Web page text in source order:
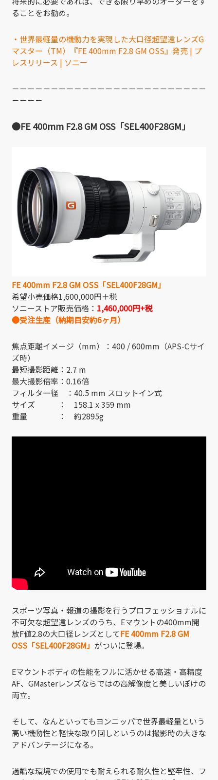
ることをお勧め。
・世界最軽量の機動力を実現した大口径超望遠レンズG
マスター（TM）『FE 400mm F2.8 GM OSS』発売 | プ
レスリリース | ソニー
－－－－－－－－－－－－－－－－－－－－－－－－－
－－－－
●FE 400mm F2.8 GM OSS「SEL400F28GM」
FE 400mm F2.8 GM OSS「SEL400F28GM」
希望小売価格1,600,000円＋税
ソニーストア販売価格： 1,460,000円+税
●受注生産（納期目安約6ヶ月）
焦点距離イメージ（mm）：400 / 600mm（APS-Cサイ
ズ時）
最短撮影距離：2.7 m
最大撮影倍率：0.16倍
フィルター径 ：40.5 mm スロットイン式
サイズ ： 158.1 x 359 mm
重量 ： 約2895g
スポーツ写真・報道の撮影を行うプロフェッショナルに
不可欠な超望遠レンズのうち、Eマウントの400mm開
放F値2.8の大口径レンズとしてFE 400mm F2.8 GM
OSS「SEL400F28GM」 がついに登場。
Eマウントボディの性能をフルに活かせる高速・高精度
AF、GMasterレンズならではの高解像度と美しいぼけの
両立。
そして、なんといってもヨンニッパで世界最軽量という
高い機動性と軽快な取り回しというのは撮影時の大きな
アドバンテージになる。
過酷な環境での使用でも耐えられる耐久性と堅牢性、フ